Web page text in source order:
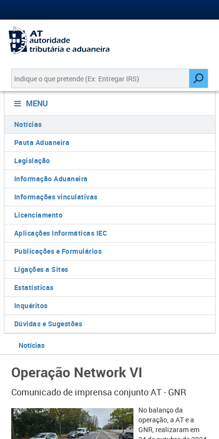
MENU
Notícias
Pauta Aduaneira
Legislação
Informação Aduaneira
Informações vinculativas
Licenciamento
Aplicações Informáticas IEC
Publicações e Formulários
Ligações a Sites
Estatísticas
Inquéritos
Dúvidas e Sugestões
Notícias
Operação Network VI
Comunicado de imprensa conjunto AT - GNR
No balanço da
operação, a AT e a
GNR, realizaram em